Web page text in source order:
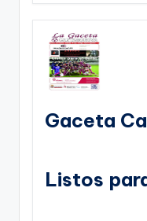
Gaceta
Listos